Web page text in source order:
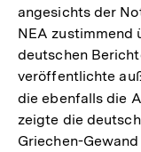
angesichts der
NEA zustimmend
deutschen
veröffentlichte
die ebenfalls die
zeigte die
Griechen-